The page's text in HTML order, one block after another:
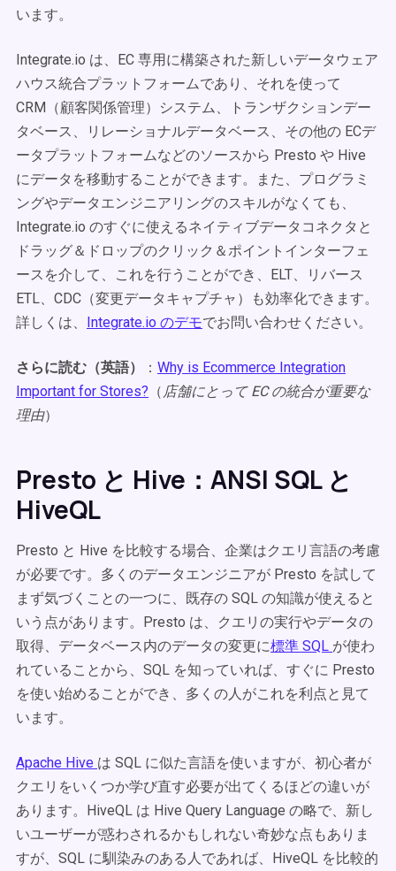
います。
Integrate.io は、EC 専用に構築された新しいデータウェア
ハウス統合プラットフォームであり、それを使って
CRM（顧客関係管理）システム、トランザクションデー
タベース、リレーショナルデータベース、その他の ECデ
ータプラットフォームなどのソースから Presto や Hive
にデータを移動することができます。また、プログラミ
ングやデータエンジニアリングのスキルがなくても、
Integrate.io のすぐに使えるネイティブデータコネクタと
ドラッグ＆ドロップのクリック＆ポイントインターフェ
ースを介して、これを行うことができ、ELT、リバース
ETL、CDC（変更データキャプチャ）も効率化できます。
詳しくは、 Integrate.io のデモでお問い合わせください。
さらに読む（英語） ： Why is Ecommerce Integration
Important for Stores? （ 店舗にとって EC の統合が重要な
理由）
Presto と Hive：ANSI SQL と
HiveQL
Presto と Hive を比較する場合、企業はクエリ言語の考慮
が必要です。多くのデータエンジニアが Presto を試して
まず気づくことの一つに、既存の SQL の知識が使えると
いう点があります。Presto は、クエリの実行やデータの
取得、データベース内のデータの変更に標準 SQL が使わ
れていることから、SQL を知っていれば、すぐに Presto
を使い始めることができ、多くの人がこれを利点と見て
います。
Apache Hive は SQL に似た言語を使いますが、初心者が
クエリをいくつか学び直す必要が出てくるほどの違いが
あります。HiveQL は Hive Query Language の略で、新し
いユーザーが惑わされるかもしれない奇妙な点もありま
すが、SQL に馴染みのある人であれば、HiveQL を比較的